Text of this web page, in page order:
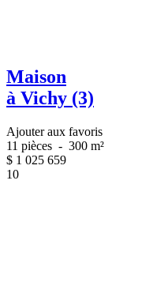
Maison
à Vichy (3)
Ajouter aux favoris
11 pièces - 300 m²
$ 1 025 659
10